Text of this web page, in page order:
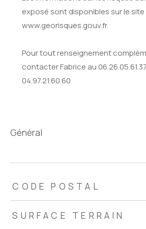
exposé sont disponibles sur le
www.georisques.gouv.fr.
Pour tout renseignement
contacter Fabrice au
04.97.21.60.60
général
TRAD_ZEPHYR_Caracteristique
CODE POSTAL
SURFACE TERRAIN